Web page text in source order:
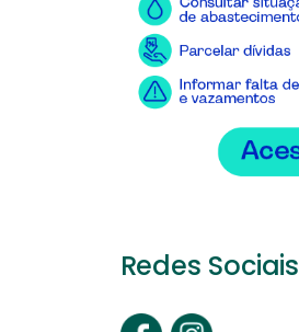
Redes Sociais